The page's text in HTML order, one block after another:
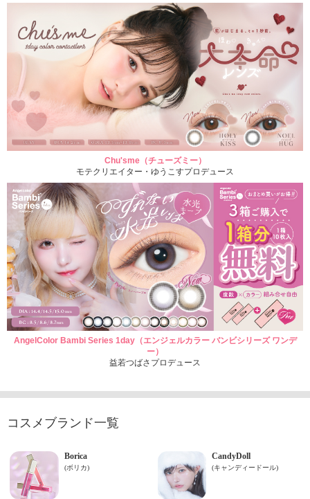
Chu'sme（チューズミー）
モテクリエイター・ゆうこすプロデュース
AngelColor Bambi Series 1day（エンジェルカラー バンビシリーズ ワンデ
ー）
益若つばさプロデュース
コスメブランド一覧